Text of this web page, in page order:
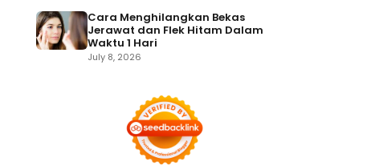
Cara Menghilangkan Bekas
Jerawat dan Flek Hitam Dalam
Waktu 1 Hari
July 8, 2026